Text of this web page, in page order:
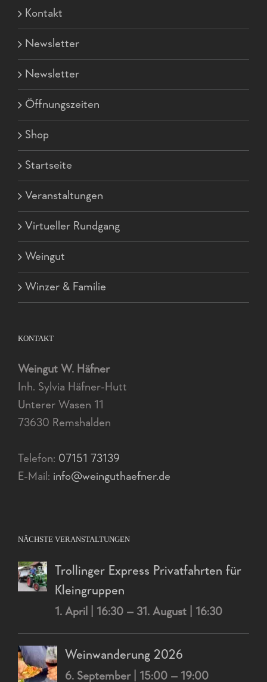
Kontakt
Newsletter
Newsletter
Öffnungszeiten
Shop
Startseite
Veranstaltungen
Virtueller Rundgang
Weingut
Winzer & Familie
KONTAKT
Weingut W. Häfner
Inh. Sylvia Häfner-Hutt
Unterer Wasen 11
73630 Remshalden
Telefon: 07151 73139
E-Mail: info@weinguthaefner.de
NÄCHSTE VERANSTALTUNGEN
Trollinger Express Privatfahrten für
Kleingruppen
1. April | 16:30 – 31. August | 16:30
Weinwanderung 2026
6. September | 15:00 – 19:00